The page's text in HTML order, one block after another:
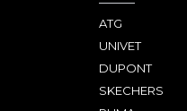
ATG
UNIVET
DUPONT
SKECHERS